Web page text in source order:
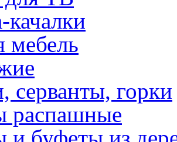
качалки
мебель
серванты, горки